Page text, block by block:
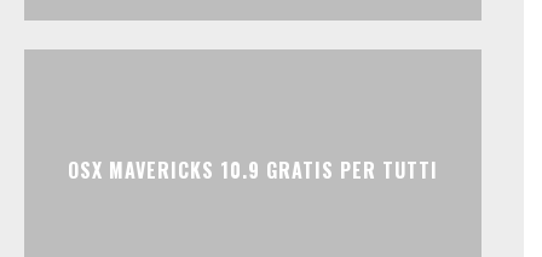
OSX MAVERICKS 10.9 GRATIS PER TUTTI